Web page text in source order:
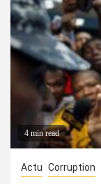
4 min read
Actu Corruption